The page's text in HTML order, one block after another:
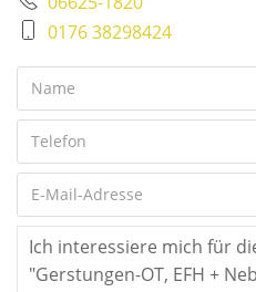
0176 38298424